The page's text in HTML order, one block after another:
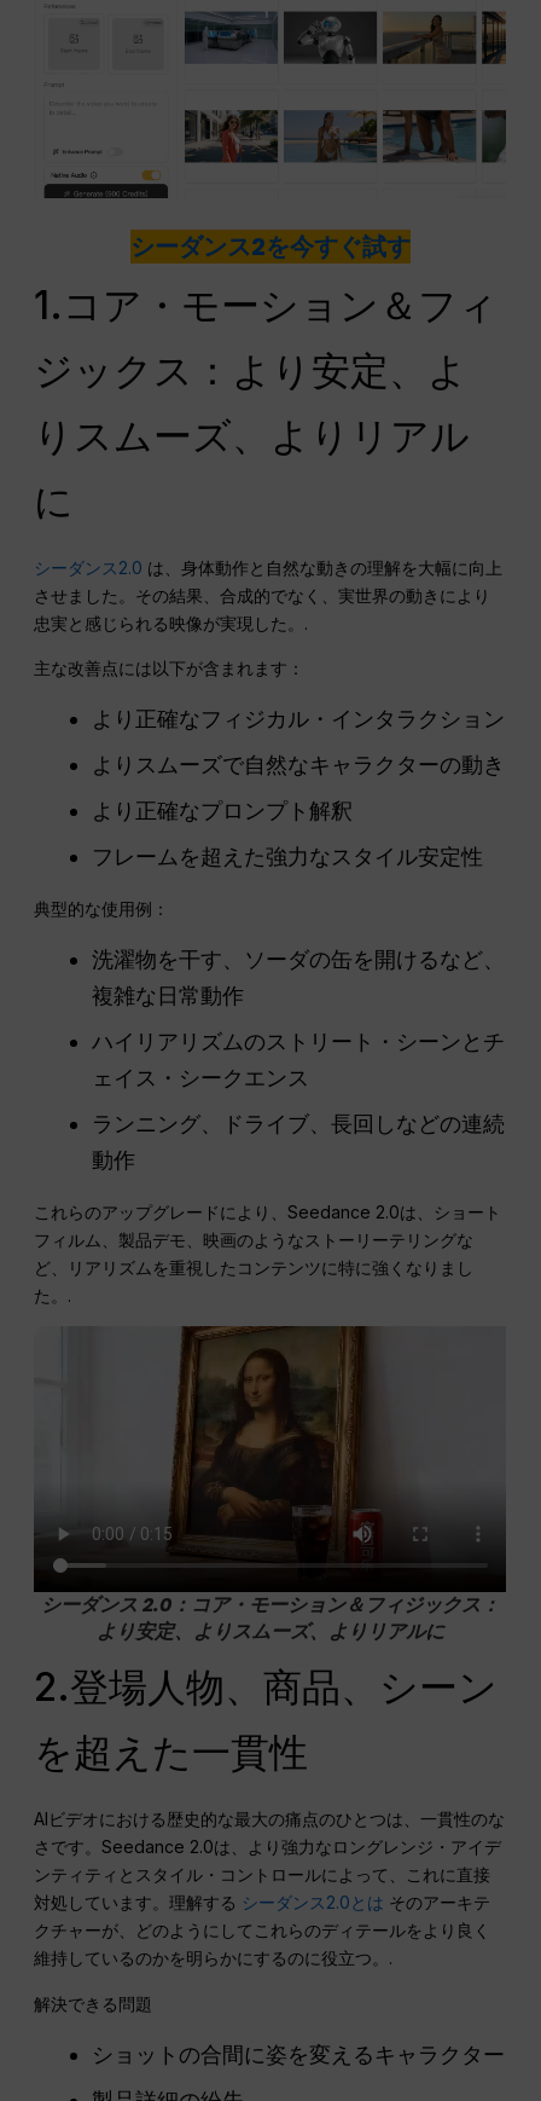
シーダンス2を今すぐ試す
1.コア・モーション＆フィ
ジックス：より安定、よ
りスムーズ、よりリアル
に
シーダンス2.0 は、身体動作と自然な動きの理解を大幅に向上
させました。その結果、合成的でなく、実世界の動きにより
忠実と感じられる映像が実現した。.
主な改善点には以下が含まれます：
より正確なフィジカル・インタラクション
よりスムーズで自然なキャラクターの動き
より正確なプロンプト解釈
フレームを超えた強力なスタイル安定性
典型的な使用例：
洗濯物を干す、ソーダの缶を開けるなど、
複雑な日常動作
ハイリアリズムのストリート・シーンとチ
ェイス・シークエンス
ランニング、ドライブ、長回しなどの連続
動作
これらのアップグレードにより、Seedance 2.0は、ショート
フィルム、製品デモ、映画のようなストーリーテリングな
ど、リアリズムを重視したコンテンツに特に強くなりまし
た。.
シーダンス 2.0：コア・モーション＆フィジックス：
より安定、よりスムーズ、よりリアルに
2.登場人物、商品、シーン
を超えた一貫性
AIビデオにおける歴史的な最大の痛点のひとつは、一貫性のな
さです。Seedance 2.0は、より強力なロングレンジ・アイデ
ンティティとスタイル・コントロールによって、これに直接
対処しています。理解する シーダンス2.0とは そのアーキテ
クチャーが、どのようにしてこれらのディテールをより良く
維持しているのかを明らかにするのに役立つ。.
解決できる問題
ショットの合間に姿を変えるキャラクター